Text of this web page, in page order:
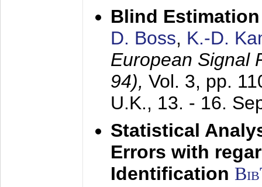
Blind
D. Boss, K.-D.
European Signal
94), Vol. 3, pp.
U.K., 13. - 16.
Statistical
Errors with
Identification